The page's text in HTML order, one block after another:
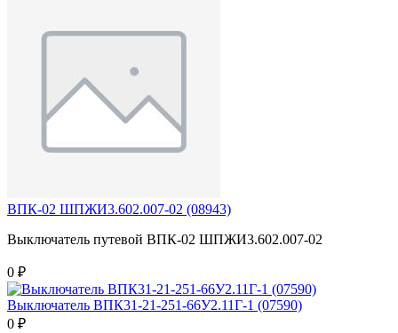
ВПК-02 ШПЖИ3.602.007-02 (08943)
Выключатель путевой ВПК-02 ШПЖИ3.602.007-02
0 ₽
Выключатель ВПК31-21-251-66У2.11Г-1 (07590)
0 ₽